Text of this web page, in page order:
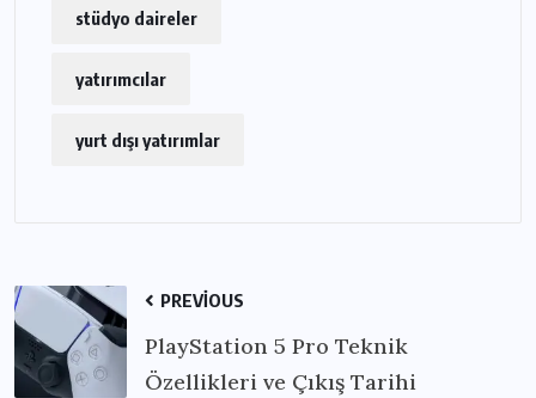
stüdyo daireler
yatırımcılar
yurt dışı yatırımlar
PREVIOUS
PlayStation 5 Pro Teknik
Özellikleri ve Çıkış Tarihi